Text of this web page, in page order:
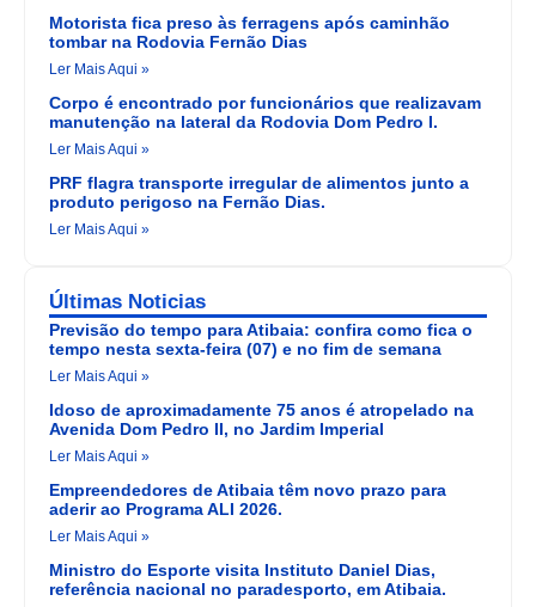
Motorista fica preso às ferragens após caminhão
tombar na Rodovia Fernão Dias
Ler Mais Aqui »
Corpo é encontrado por funcionários que realizavam
manutenção na lateral da Rodovia Dom Pedro I.
Ler Mais Aqui »
PRF flagra transporte irregular de alimentos junto a
produto perigoso na Fernão Dias.
Ler Mais Aqui »
Últimas Noticias
Previsão do tempo para Atibaia: confira como fica o
tempo nesta sexta-feira (07) e no fim de semana
Ler Mais Aqui »
Idoso de aproximadamente 75 anos é atropelado na
Avenida Dom Pedro II, no Jardim Imperial
Ler Mais Aqui »
Empreendedores de Atibaia têm novo prazo para
aderir ao Programa ALI 2026.
Ler Mais Aqui »
Ministro do Esporte visita Instituto Daniel Dias,
referência nacional no paradesporto, em Atibaia.